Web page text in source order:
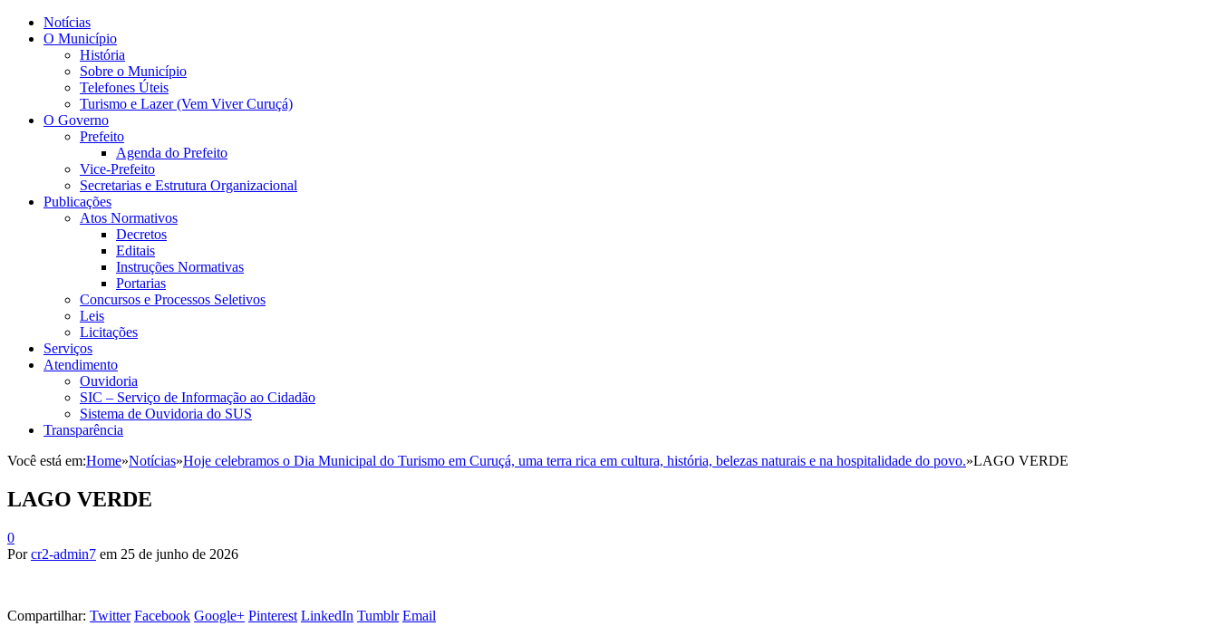
Notícias
O Município
História
Sobre o Município
Telefones Úteis
Turismo e Lazer (Vem Viver Curuçá)
O Governo
Prefeito
Agenda do Prefeito
Vice-Prefeito
Secretarias e Estrutura Organizacional
Publicações
Atos Normativos
Decretos
Editais
Instruções Normativas
Portarias
Concursos e Processos Seletivos
Leis
Licitações
Serviços
Atendimento
Ouvidoria
SIC – Serviço de Informação ao Cidadão
Sistema de Ouvidoria do SUS
Transparência
Você está em:Home»Notícias»Hoje celebramos o Dia Municipal do Turismo em Curuçá, uma terra rica em cultura, história, belezas naturais e na hospitalidade do povo.»LAGO VERDE
LAGO VERDE
0
Porcr2-admin7 em 25 de junho de 2026
Compartilhar: Twitter Facebook Google+ Pinterest LinkedIn Tumblr Email